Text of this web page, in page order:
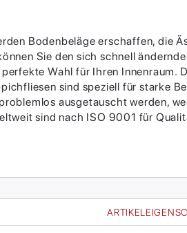
Bodenbeläge erschaffen, die
Sie den sich schnell
Wahl für Ihren Innenraum.​
sind speziell für starke
ausgetauscht werden,
sind nach ISO 9001 für